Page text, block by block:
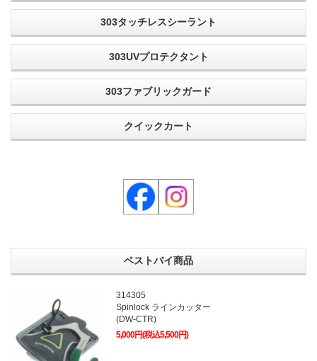
303タッチレスシーラント
303UVプロテクタント
303ファブリックガード
クイックカート
ベストバイ商品
314305
Spinlock ラインカッター
(DW-CTR)
5,000円(税込5,500円)